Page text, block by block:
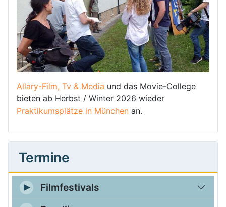
Allary-Film, Tv & Media und das Movie-College
bieten ab Herbst / Winter 2026 wieder
Praktikumsplätze in München an.
Termine
Filmfestivals